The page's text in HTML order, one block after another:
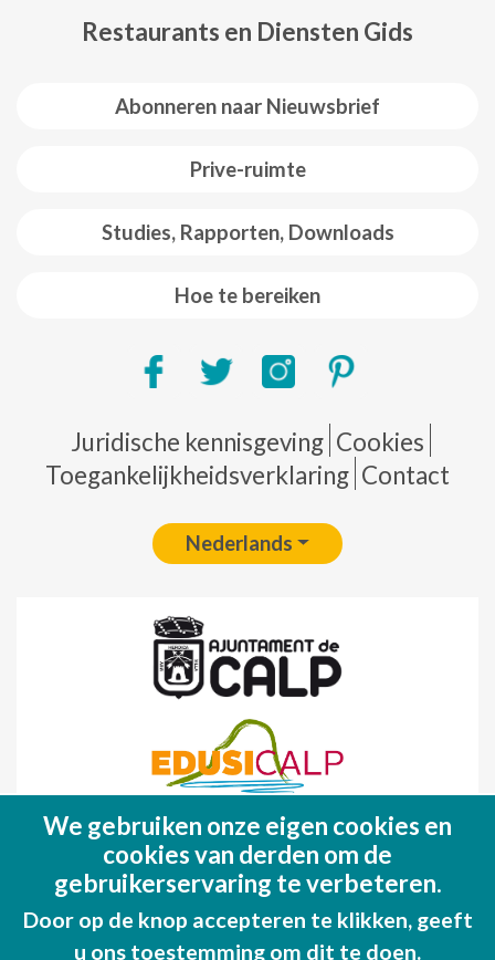
Abonneren naar Nieuwsbrief
Prive-ruimte
Studies, Rapporten, Downloads
Hoe te bereiken
Restaurants en Diensten Gids
Pie de página
Juridische kennisgeving Cookies
Toegankelijkheidsverklaring Contact
Nederlands
Fondo Europeo de Desarrollo Regional
(FEDER)
Una manera de hacer EUROPA
We gebruiken onze eigen cookies en
cookies van derden om de
gebruikerservaring te verbeteren.
Door op de knop accepteren te klikken, geeft
u ons toestemming om dit te doen.